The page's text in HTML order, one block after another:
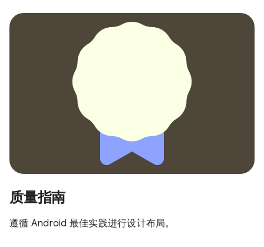
质量指南
遵循 Android 最佳实践进行设计布局。